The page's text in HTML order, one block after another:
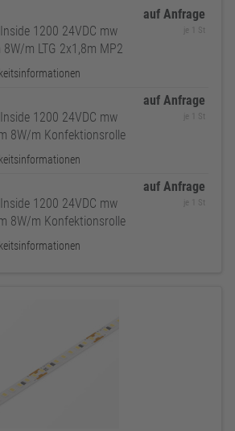
1200 24VDC mw
m LTG 2x1,8m MP2
auf Anfrage
je 1 St
1200 24VDC mw
8W/m Konfektionsrolle
auf Anfrage
je 1 St
1200 24VDC mw
8W/m Konfektionsrolle
auf Anfrage
je 1 St